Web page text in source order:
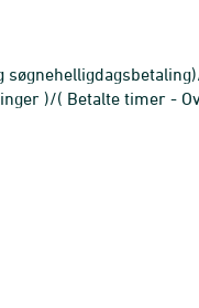
)/( Betalte timer -